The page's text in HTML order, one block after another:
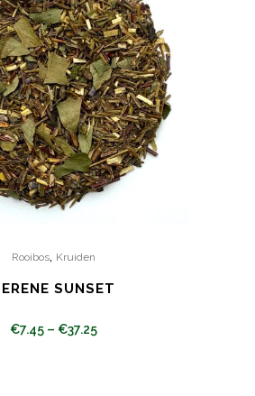
Rooibos, Kruiden
SUNSET
€7.45– €37.25